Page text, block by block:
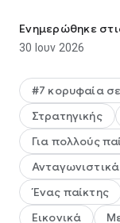
game items can
random items). If
real money,
Classic Features:
● Build and battle
level up each
● Assemble an
troops, and Heroes!
Multiplayer:
● Build a team and
Ενημερώθηκε
30 Ιουν 2026
#7 κορυφαία
Στρατηγικής
Για πολλούς
Ένας παίκτης
Εικονικά